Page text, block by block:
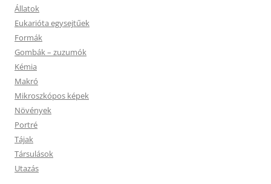
Állatok
Eukarióta egysejtűek
Formák
Gombák – zuzumók
Kémia
Makró
Mikroszkópos képek
Növények
Portré
Tájak
Társulások
Utazás